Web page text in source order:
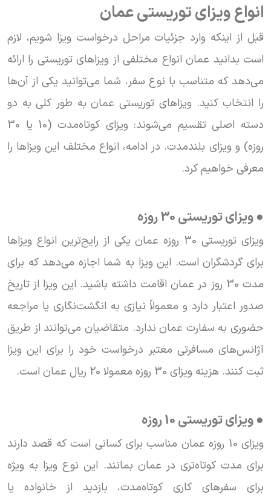
انواع ویزای توریستی عمان
قبل از اینکه وارد جزئیات مراحل درخواست ویزا شویم، لازم
است بدانید عمان انواع مختلفی از ویزاهای توریستی را ارائه
می‌دهد که متناسب با نوع سفر، شما می‌توانید یکی از آن‌ها
را انتخاب کنید. ویزاهای توریستی عمان به طور کلی به دو
دسته اصلی تقسیم می‌شوند: ویزای کوتاه‌مدت (10 یا 30
روزه) و ویزای بلندمدت. در ادامه، انواع مختلف این ویزاها را
معرفی خواهیم کرد.
● ویزای توریستی 30 روزه
ویزای توریستی 30 روزه عمان یکی از رایج‌ترین انواع ویزاها
برای گردشگران است. این ویزا به شما اجازه می‌دهد که برای
مدت 30 روز در عمان اقامت داشته باشید. این ویزا از تاریخ
صدور اعتبار دارد و معمولاً نیازی به انگشت‌نگاری یا مراجعه
حضوری به سفارت عمان ندارد. متقاضیان می‌توانند از طریق
آژانس‌های مسافرتی معتبر درخواست خود را برای این ویزا
ثبت کنند. هزینه ویزای 30 روزه معمولا 20 ریال عمان است.
● ویزای توریستی 10 روزه
ویزای 10 روزه عمان مناسب برای کسانی است که قصد دارند
برای مدت کوتاه‌تری در عمان بمانند. این نوع ویزا به ویژه
برای سفرهای کاری کوتاه‌مدت، بازدید از خانواده یا